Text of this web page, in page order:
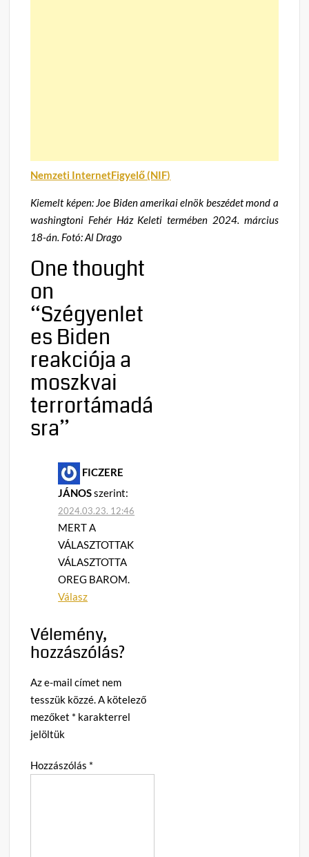
Nemzeti InternetFigyelő (NIF)
Kiemelt képen: Joe Biden amerikai elnök beszédet mond a
washingtoni Fehér Ház Keleti termében 2024. március
18-án. Fotó: Al Drago
One thought
on
“Szégyenlet
es Biden
reakciója a
moszkvai
terrortámadá
sra”
FICZERE
JÁNOSszerint:
2024.03.23. 12:46
MERT A
VÁLASZTOTTAK
VÁLASZTOTTA
OREG BAROM.
Válasz
Vélemény,
hozzászólás?
Az e-mail címet nem
tesszük közzé.A kötelező
mezőket * karakterrel
jelöltük
Hozzászólás *